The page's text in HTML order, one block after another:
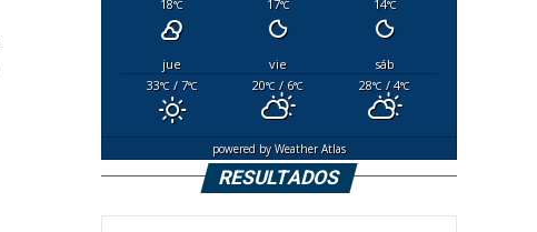
18°C 17°C 14°C
jue vie
sáb
33°C/ 7°C 20°C / 6°C 28°C / 4°C
powered byWeather Atlas
RESULTADOS